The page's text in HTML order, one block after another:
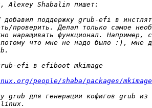
people/shaba/packages/